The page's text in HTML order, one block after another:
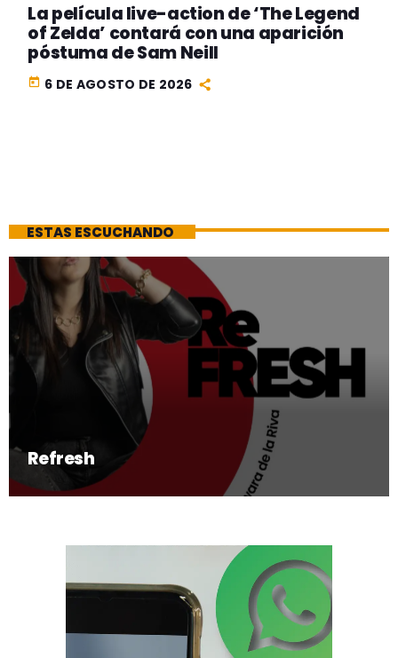
La película live-action de ‘The Legend
of Zelda’ contará con una aparición
póstuma de Sam Neill
today 6 DE AGOSTO DE 2026
ESTAS ESCUCHANDO
Refresh